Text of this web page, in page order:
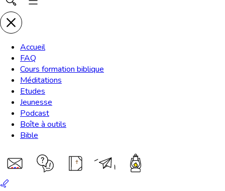
Accueil
FAQ
Cours formation biblique
Méditations
Etudes
Jeunesse
Podcast
Boîte à outils
Bible